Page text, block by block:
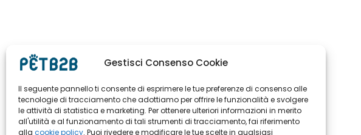
Gestisci Consenso Cookie
Il seguente pannello ti consente di esprimere le tue preferenze di consenso alle
tecnologie di tracciamento che adottiamo per offrire le funzionalità e svolgere
le attività di statistica e marketing. Per ottenere ulteriori informazioni in merito
all'utilità e al funzionamento di tali strumenti di tracciamento, fai riferimento
alla cookie policy. Puoi rivedere e modificare le tue scelte in qualsiasi